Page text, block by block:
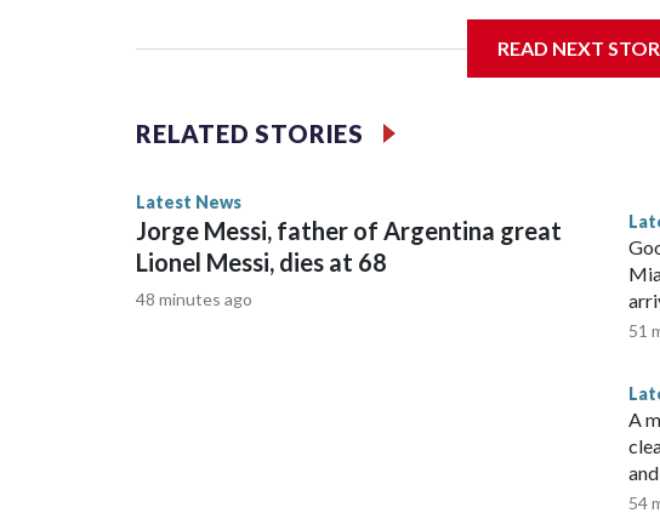
READ NEXT
RELATED STORIES
Latest News
Jorge Messi, father of Argentina great
Lionel Messi, dies at 68
48 minutes ago
51
A
54